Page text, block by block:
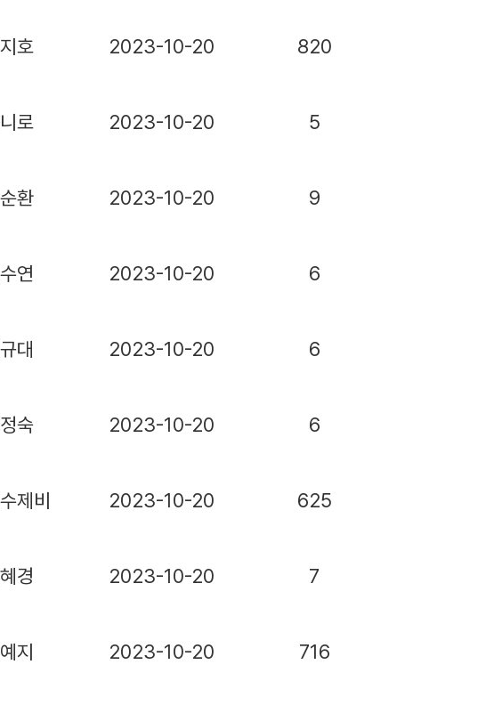
호 2023-10-20 820
로 2023-10-20 5
환 2023-10-20 9
연 2023-10-20 6
대 2023-10-20 6
숙 2023-10-20 6
제비 2023-10-20 625
경 2023-10-20 7
지 2023-10-20 716